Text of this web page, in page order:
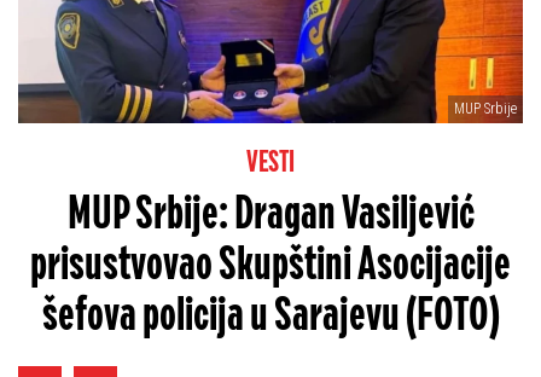
MUP Srbije
VESTI
MUP Srbije: Dragan Vasiljević
prisustvovao Skupštini Asocijacije
šefova policija u Sarajevu (FOTO)